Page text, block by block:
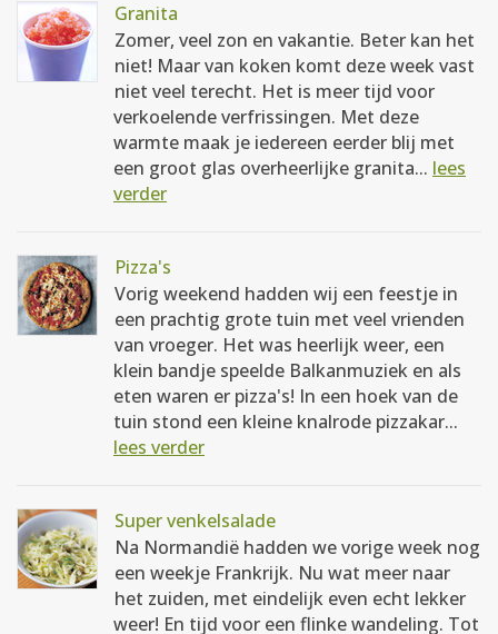
Granita
Zomer, veel zon en vakantie. Beter kan het
niet! Maar van koken komt deze week vast
niet veel terecht. Het is meer tijd voor
verkoelende verfrissingen. Met deze
warmte maak je iedereen eerder blij met
een groot glas overheerlijke granita... lees
verder
Pizza's
Vorig weekend hadden wij een feestje in
een prachtig grote tuin met veel vrienden
van vroeger. Het was heerlijk weer, een
klein bandje speelde Balkanmuziek en als
eten waren er pizza's! In een hoek van de
tuin stond een kleine knalrode pizzakar...
lees verder
Super venkelsalade
Na Normandië hadden we vorige week nog
een weekje Frankrijk. Nu wat meer naar
het zuiden, met eindelijk even echt lekker
weer! En tijd voor een flinke wandeling. Tot